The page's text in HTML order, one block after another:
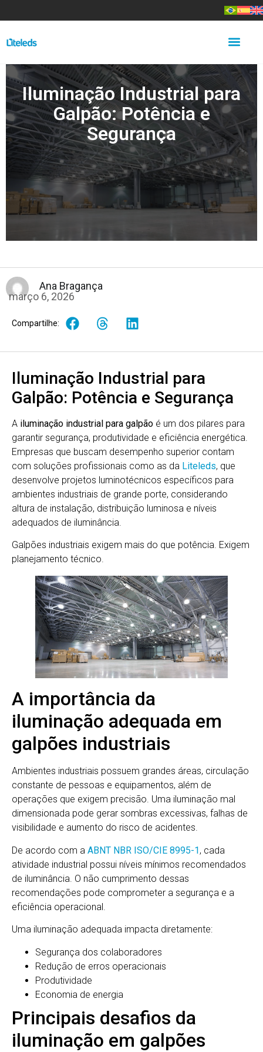
Iluminação Industrial para
Galpão: Potência e
Segurança
Ana Bragança
março 6, 2026
Compartilhe:
Iluminação Industrial para
Galpão: Potência e Segurança
A iluminação industrial para galpão é um dos pilares para
garantir segurança, produtividade e eficiência energética.
Empresas que buscam desempenho superior contam
com soluções profissionais como as da Liteleds, que
desenvolve projetos luminotécnicos específicos para
ambientes industriais de grande porte, considerando
altura de instalação, distribuição luminosa e níveis
adequados de iluminância.
Galpões industriais exigem mais do que potência. Exigem
planejamento técnico.
A importância da
iluminação adequada em
galpões industriais
Ambientes industriais possuem grandes áreas, circulação
constante de pessoas e equipamentos, além de
operações que exigem precisão. Uma iluminação mal
dimensionada pode gerar sombras excessivas, falhas de
visibilidade e aumento do risco de acidentes.
De acordo com a ABNT NBR ISO/CIE 8995-1, cada
atividade industrial possui níveis mínimos recomendados
de iluminância. O não cumprimento dessas
recomendações pode comprometer a segurança e a
eficiência operacional.
Uma iluminação adequada impacta diretamente:
Segurança dos colaboradores
Redução de erros operacionais
Produtividade
Economia de energia
Principais desafios da
iluminação em galpões